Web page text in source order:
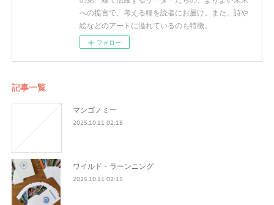
への提言で、考える糧を読者にお届け。また、詩や
絵などのアートに溢れているのも特徴。
フォロー
記事一覧
マンゴノミー
2025.10.11 02:18
ワイルド・ラーンニング
2025.10.11 02:15